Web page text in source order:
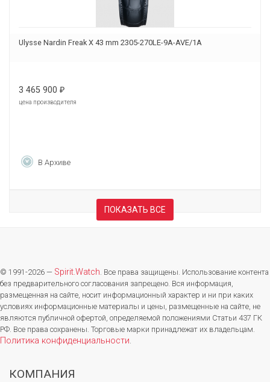
Ulysse Nardin Freak X 43 mm 2305-270LE-9A-AVE/1A
3 465 900 ₽
цена производителя
В Архиве
ПОКАЗАТЬ ВСЕ
© 1991-2026 — Spirit.Watch. Все права защищены. Использование контента
без предварительного согласования запрещено. Вся информация,
размещенная на сайте, носит информационный характер и ни при каких
условиях информационные материалы и цены, размещенные на сайте, не
являются публичной офертой, определяемой положениями Статьи 437 ГК
РФ. Все права сохранены. Торговые марки принадлежат их владельцам.
Политика конфиденциальности.
КОМПАНИЯ